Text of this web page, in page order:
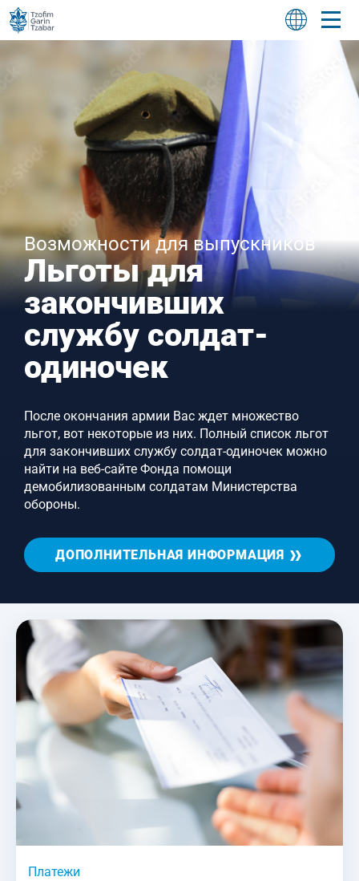
Возможности для выпускников
Льготы для
закончивших
службу солдат-
одиночек
После окончания армии Вас ждет множество
льгот, вот некоторые из них. Полный список льгот
для закончивших службу солдат-одиночек можно
найти на веб-сайте Фонда помощи
демобилизованным солдатам Министерства
обороны.
ДОПОЛНИТЕЛЬНАЯ ИНФОРМАЦИЯ
Платежи